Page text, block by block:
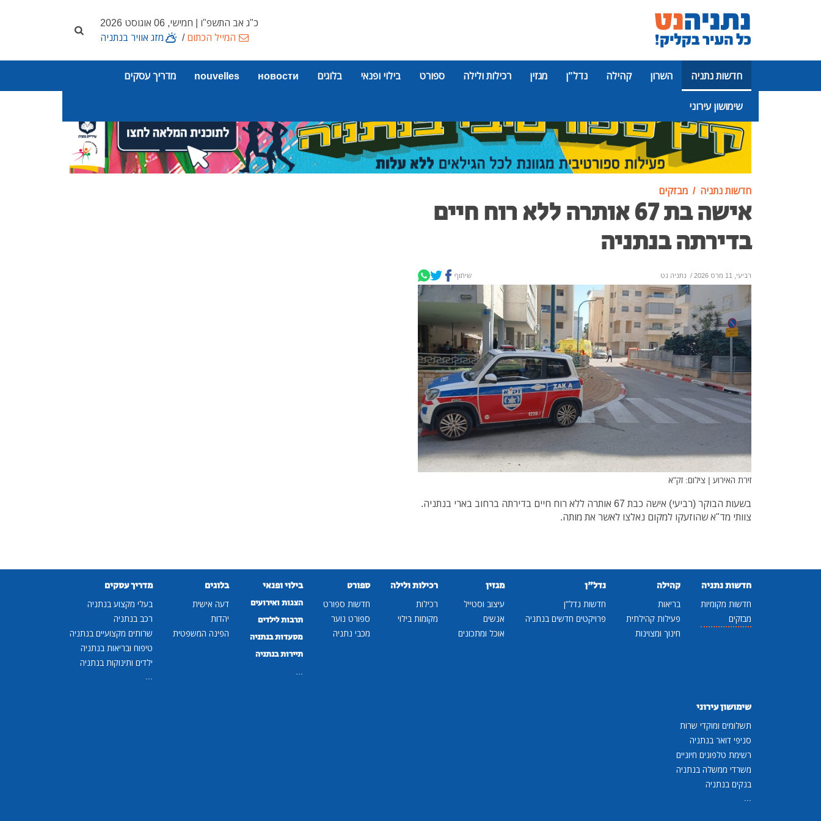
כ"ג אב התשפ"ו | חמישי, 06 אוגוסט 2026
המייל הכתום/ מזג אוויר בנתניה
חדשות נתניה השרון קהילה נדל"ן מגזין רכילות ולילה ספורט בילוי ופנאי בלוגים новости
nouvelles מדריך עסקים
שימושון עירוני
פרסומת
חדשות נתניה מבזקים
אישה בת 67 אותרה ללא רוח חיים
בדירתה בנתניה
רביעי, 11 מרס 2026 / נתניה נט שיתוף
זירת האירוע | צילום: זק"א
בשעות הבוקר (רביעי) אישה כבת 67 אותרה ללא רוח חיים בדירתה ברחוב בארי בנתניה.
צוותי מד"א שהוזעקו למקום נאלצו לאשר את מותה.
חדשות נתניה
חדשות מקומיות
מבזקים
קהילה
בריאות
פעילות קהילתית
חינוך ומצוינות
נדל"ן
חדשות נדל"ן
פרויקטים חדשים בנתניה
מגזין
עיצוב וסטייל
אנשים
אוכל ומתכונים
רכילות ולילה
רכילות
מקומות בילוי
ספורט
חדשות ספורט
ספורט נוער
מכבי נתניה
בילוי ופנאי
הצגות ואירועים
תרבות לילדים
מסעדות בנתניה
תיירות בנתניה
...
בלוגים
דעה אישית
יהדות
הפינה המשפטית
מדריך עסקים
בעלי מקצוע בנתניה
רכב בנתניה
שרותים מקצועיים בנתניה
טיפוח ובריאות בנתניה
ילדים ותינוקות בנתניה
...
שימושון עירוני
תשלומים ומוקדי שרות
סניפי דואר בנתניה
רשימת טלפונים חיוניים
משרדי ממשלה בנתניה
בנקים בנתניה
...